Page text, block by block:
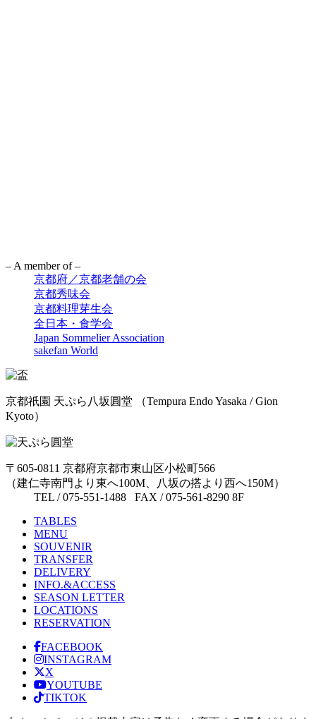
– A member of –
京都府／京都老舗の会
京都秀味会
京都料理芽生会
全日本・食学会
Japan Sommelier Association
sakefan World
京都祇園 天ぷら八坂圓堂 （Tempura Endo Yasaka / Gion
Kyoto）
〒605-0811 京都府京都市東山区小松町566
（建仁寺南門より東へ100M、八坂の搭より西へ150M）
TEL / 075-551-1488 FAX / 075-561-8290 8F
TABLES
MENU
SOUVENIR
TRANSFER
DELIVERY
INFO.&ACCESS
SEASON LETTER
LOCATIONS
RESERVATION
FACEBOOK
INSTAGRAM
X
YOUTUBE
TIKTOK